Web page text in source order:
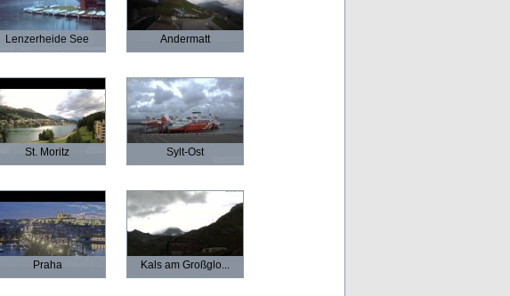
Lenzerheide See Andermatt
St. Moritz Sylt-Ost
Praha Kals am Großglo...